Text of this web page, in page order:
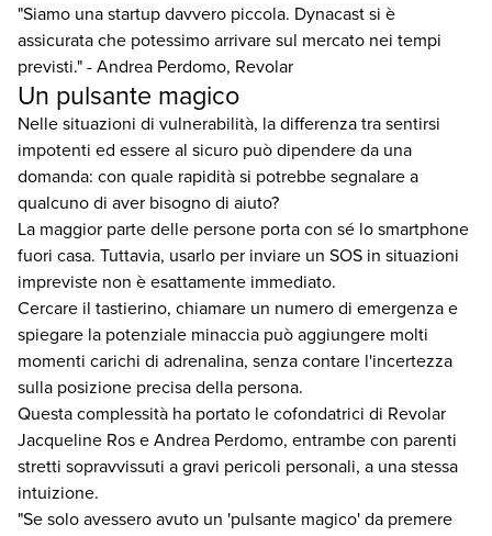
"Siamo una startup davvero piccola. Dynacast si è
assicurata che potessimo arrivare sul mercato nei tempi
previsti." - Andrea Perdomo, Revolar
Un pulsante magico
Nelle situazioni di vulnerabilità, la differenza tra sentirsi
impotenti ed essere al sicuro può dipendere da una
domanda: con quale rapidità si potrebbe segnalare a
qualcuno di aver bisogno di aiuto?
La maggior parte delle persone porta con sé lo smartphone
fuori casa. Tuttavia, usarlo per inviare un SOS in situazioni
impreviste non è esattamente immediato.
Cercare il tastierino, chiamare un numero di emergenza e
spiegare la potenziale minaccia può aggiungere molti
momenti carichi di adrenalina, senza contare l'incertezza
sulla posizione precisa della persona.
Questa complessità ha portato le cofondatrici di Revolar
Jacqueline Ros e Andrea Perdomo, entrambe con parenti
stretti sopravvissuti a gravi pericoli personali, a una stessa
intuizione.
"Se solo avessero avuto un 'pulsante magico' da premere